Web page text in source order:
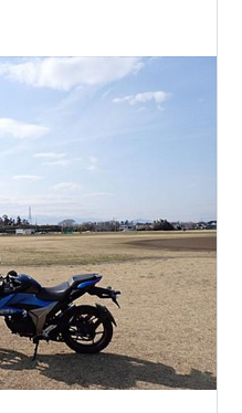
、やや心細かったが、ま